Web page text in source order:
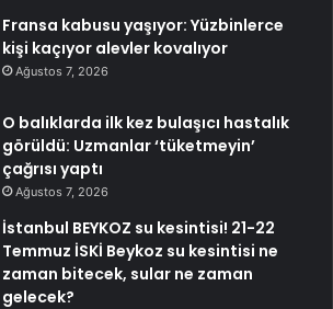
Fransa kabusu yaşıyor: Yüzbinlerce
kişi kaçıyor alevler kovalıyor
Ağustos 7, 2026
O balıklarda ilk kez bulaşıcı hastalık
görüldü: Uzmanlar ‘tüketmeyin’
çağrısı yaptı
Ağustos 7, 2026
İstanbul BEYKOZ su kesintisi! 21-22
Temmuz İSKİ Beykoz su kesintisi ne
zaman bitecek, sular ne zaman
gelecek?